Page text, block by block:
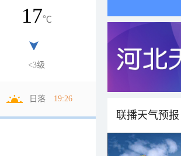
17℃
<3级
日落 19:26
联播天气预报